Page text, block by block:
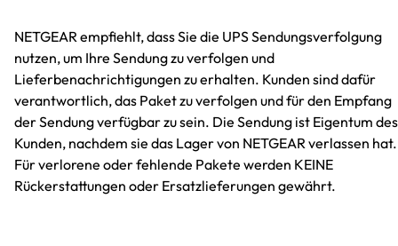
NETGEAR empfiehlt, dass Sie die UPS Sendungsverfolgung
nutzen, um Ihre Sendung zu verfolgen und
Lieferbenachrichtigungen zu erhalten. Kunden sind dafür
verantwortlich, das Paket zu verfolgen und für den Empfang
der Sendung verfügbar zu sein. Die Sendung ist Eigentum des
Kunden, nachdem sie das Lager von NETGEAR verlassen hat.
Für verlorene oder fehlende Pakete werden KEINE
Rückerstattungen oder Ersatzlieferungen gewährt.